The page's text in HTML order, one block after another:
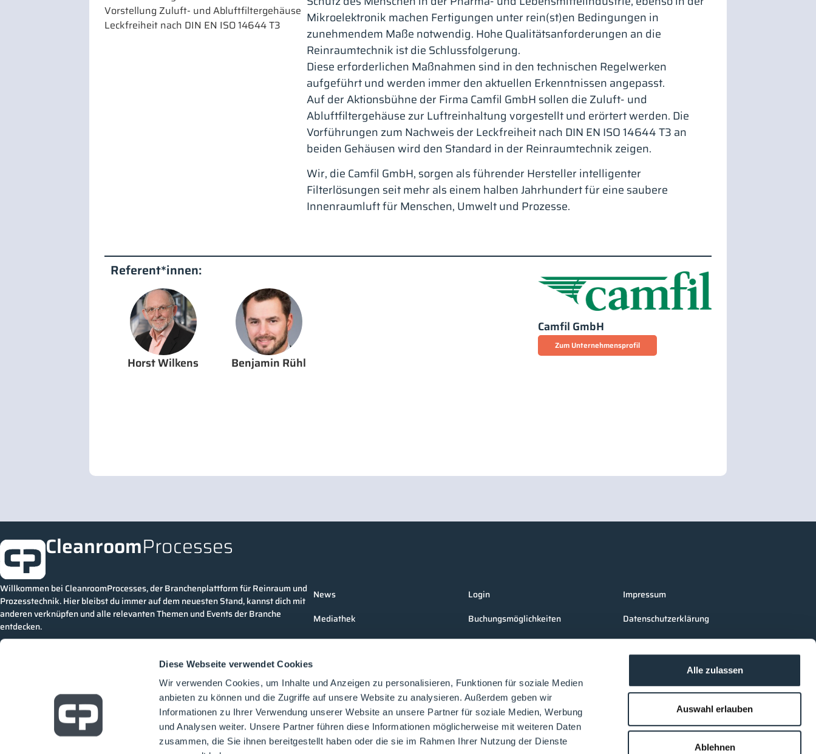
Diese Webseite verwendet Cookies
Wir verwenden Cookies, um Inhalte und Anzeigen zu personalisieren, Funktionen für soziale Medien
anbieten zu können und die Zugriffe auf unsere Website zu analysieren. Außerdem geben wir
Informationen zu Ihrer Verwendung unserer Website an unsere Partner für soziale Medien, Werbung
und Analysen weiter. Unsere Partner führen diese Informationen möglicherweise mit weiteren Daten
zusammen, die Sie ihnen bereitgestellt haben oder die sie im Rahmen Ihrer Nutzung der Dienste
Alle zulassen
Auswahl erlauben
Ablehnen
Vorstellung Zuluft- und Abluftfiltergehäuse
Leckfreiheit nach DIN EN ISO 14644 T3
Mikroelektronik machen Fertigungen unter rein(st)en Bedingungen in
zunehmendem Maße notwendig. Hohe Qualitätsanforderungen an die
Reinraumtechnik ist die Schlussfolgerung.
Diese erforderlichen Maßnahmen sind in den technischen Regelwerken
aufgeführt und werden immer den aktuellen Erkenntnissen angepasst.
Auf der Aktionsbühne der Firma Camfil GmbH sollen die Zuluft- und
Abluftfiltergehäuse zur Luftreinhaltung vorgestellt und erörtert werden. Die
Vorführungen zum Nachweis der Leckfreiheit nach DIN EN ISO 14644 T3 an
beiden Gehäusen wird den Standard in der Reinraumtechnik zeigen.
Wir, die Camfil GmbH, sorgen als führender Hersteller intelligenter
Filterlösungen seit mehr als einem halben Jahrhundert für eine saubere
Innenraumluft für Menschen, Umwelt und Prozesse.
Referent*innen:
Horst Wilkens Benjamin Rühl
Camfil GmbH
Zum Unternehmensprofil
CleanroomProcesses
Willkommen bei CleanroomProcesses, der Branchenplattform für Reinraum und
Prozesstechnik. Hier bleibst du immer auf dem neuesten Stand, kannst dich mit
anderen verknüpfen und alle relevanten Themen und Events der Branche
entdecken.
News
Mediathek
Unternehmen
Events
Vorträge
Future-Faces
Login
Buchungsmöglichkeiten
Medienformate
Impressum
Datenschutzerklärung
AGB Cleanroom-Processes
AGB LOUNGES Besucher
AGB LOUNGES Aussteller